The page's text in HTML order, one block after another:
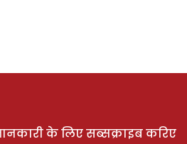
के लिए सब्सक्राइब करिए